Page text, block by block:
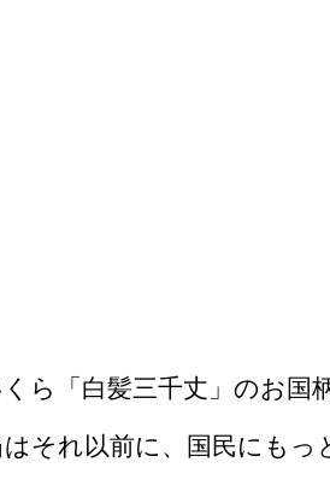
「白髪三千丈」のお国
それ以前に、国民にもっ